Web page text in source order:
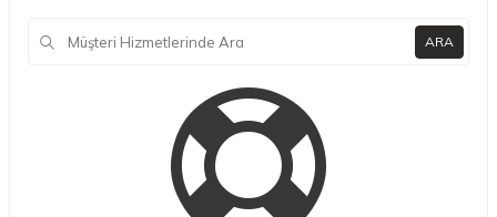
ARA